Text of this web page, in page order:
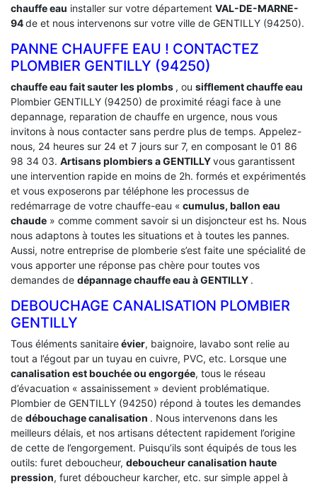
chauffe eau installer sur votre département VAL-DE-MARNE-
94de et nous intervenons sur votre ville de GENTILLY (94250).
PANNE CHAUFFE EAU ! CONTACTEZ
PLOMBIER GENTILLY (94250)
chauffe eau fait sauter les plombs , ou sifflement chauffe eau
Plombier GENTILLY (94250) de proximité réagi face à une
depannage, reparation de chauffe en urgence, nous vous
invitons à nous contacter sans perdre plus de temps. Appelez-
nous, 24 heures sur 24 et 7 jours sur 7, en composant le 01 86
98 34 03. Artisans plombiers a GENTILLYvous garantissent
une intervention rapide en moins de 2h. formés et expérimentés
et vous exposerons par téléphone les processus de
redémarrage de votre chauffe-eau « cumulus, ballon eau
chaude » comme comment savoir si un disjoncteur est hs. Nous
nous adaptons à toutes les situations et à toutes les pannes.
Aussi, notre entreprise de plomberie s’est faite une spécialité de
vous apporter une réponse pas chère pour toutes vos
demandes de dépannage chauffe eau à GENTILLY .
DEBOUCHAGE CANALISATION PLOMBIER
GENTILLY
Tous éléments sanitaireévier, baignoire, lavabo sont relie au
tout a l’égout par un tuyau en cuivre, PVC, etc. Lorsque une
canalisation est bouchée ou engorgée, tous le réseau
d’évacuation « assainissement » devient problématique.
Plombier de GENTILLY (94250) répond à toutes les demandes
de débouchage canalisation . Nous intervenons dans les
meilleurs délais, et nos artisans détectent rapidement l’origine
de cette de l’engorgement. Puisqu’ils sont équipés de tous les
outils: furet deboucheur, deboucheur canalisation haute
pression, furet déboucheur karcher, etc. sur simple appel à